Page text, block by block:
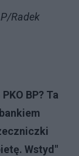
Radek
BP? Ta
Wstyd"